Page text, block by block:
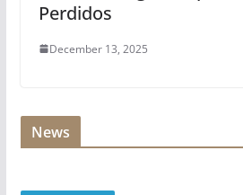
Perdidos
December 13, 2025
News